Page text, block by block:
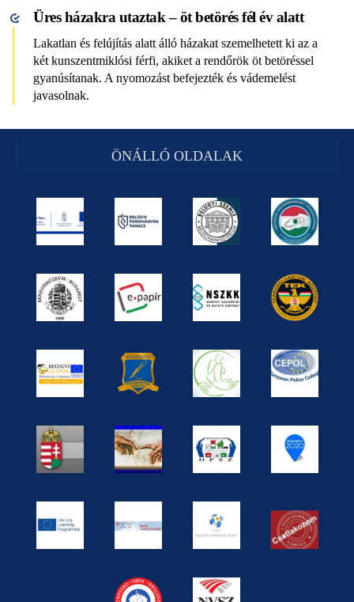
Üres házakra utaztak – öt betörés fél év alatt
Lakatlan és felújítás alatt álló házakat szemelhetett ki az a
két kunszentmiklósi férfi, akiket a rendőrök öt betöréssel
gyanúsítanak. A nyomozást befejezték és vádemelést
javasolnak.
ÖNÁLLÓ OLDALAK